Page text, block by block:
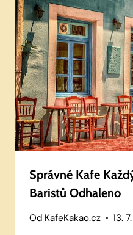
Správné Kafe
Baristů Odhaleno
Od KafeKakao.cz 13.